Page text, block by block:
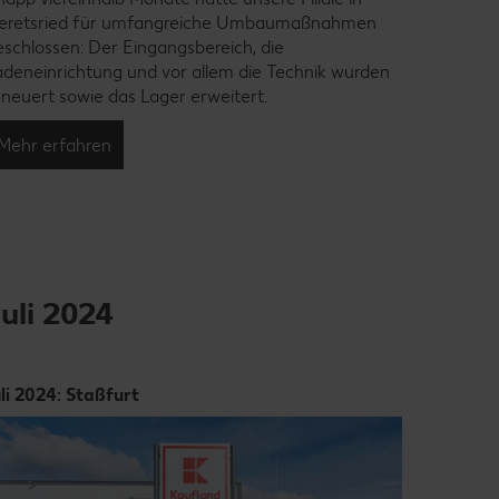
für umfangreiche Umbaumaßnahmen
Der Eingangsbereich, die
und vor allem die Technik wurden
sowie das Lager erweitert.
erfahren
2024
2024: Staßfurt